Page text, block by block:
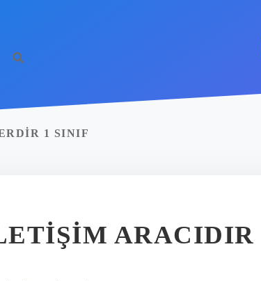
1 SINIF
ARACIDIR